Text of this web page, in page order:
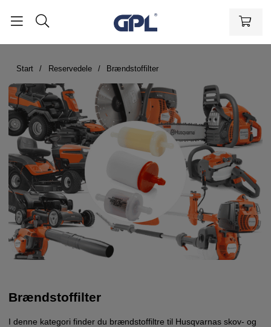
Start Reservedele Brændstoffilter
Brændstoffilter
I denne kategori finder du brændstoffiltre til Husqvarnas skov- og